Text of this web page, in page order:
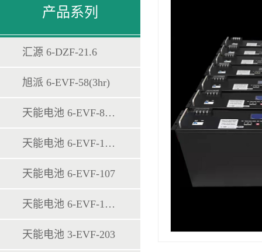
产品系列
汇源 6-DZF-21.6
旭派 6-EVF-58(3hr)
天能电池 6-EVF-83H
天能电池 6-EVF-103H
天能电池 6-EVF-107
天能电池 6-EVF-120H
天能电池 3-EVF-203